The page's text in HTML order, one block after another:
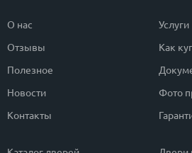
О нас
Отзывы
Полезное
Новости
Контакты
Услуги
Как
Фото